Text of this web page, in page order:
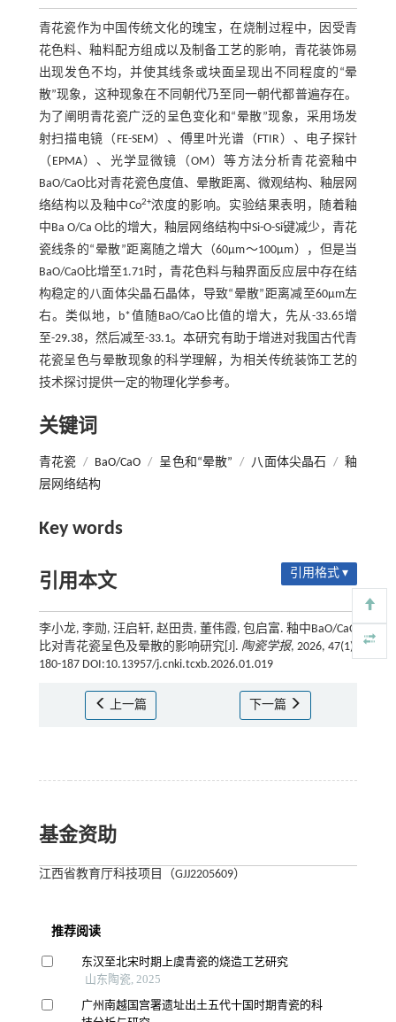
青花瓷作为中国传统文化的瑰宝，在烧制过程中，因受青
花色料、釉料配方组成以及制备工艺的影响，青花装饰易
出现发色不均，并使其线条或块面呈现出不同程度的“晕
散”现象，这种现象在不同朝代乃至同一朝代都普遍存在。
为了阐明青花瓷广泛的呈色变化和“晕散”现象，采用场发
射扫描电镜（FE-SEM）、傅里叶光谱（FTIR）、电子探针
（EPMA）、光学显微镜（OM）等方法分析青花瓷釉中
BaO/CaO比对青花瓷色度值、晕散距离、微观结构、釉层网
络结构以及釉中Co2+浓度的影响。实验结果表明，随着釉
中Ba O/Ca O比的增大，釉层网络结构中Si-O-Si键减少，青花
瓷线条的“晕散”距离随之增大（60μm～100μm），但是当
BaO/CaO比增至1.71时，青花色料与釉界面反应层中存在结
构稳定的八面体尖晶石晶体，导致“晕散”距离减至60μm左
右。类似地，b*值随BaO/CaO比值的增大，先从-33.65增
至-29.38，然后减至-33.1。本研究有助于增进对我国古代青
花瓷呈色与晕散现象的科学理解，为相关传统装饰工艺的
技术探讨提供一定的物理化学参考。
关键词
青花瓷 / BaO/CaO / 呈色和“晕散” / 八面体尖晶石 / 釉
层网络结构
Key words
引用本文 引用格式 ▾
李小龙, 李勋, 汪启轩, 赵田贵, 董伟霞, 包启富. 釉中BaO/CaO
比对青花瓷呈色及晕散的影响研究[J]. 陶瓷学报, 2026, 47(1):
180-187 DOI:10.13957/j.cnki.tcxb.2026.01.019
上一篇 下一篇
基金资助
江西省教育厅科技项目（GJJ2205609）